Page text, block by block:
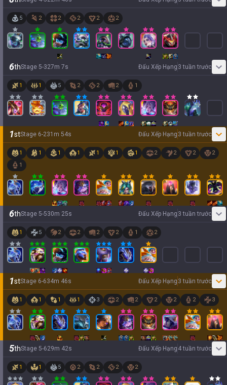
5 2 2 2 2 2
6thStage 5-327m 7s Đấu Xếp Hạng 3 tuần trước
1 1 5 2 2 2 1
1stStage 6-231 m 54s Đấu Xếp Hạng 3 tuần trước
1 1 1 1 1 1 1 2 2 2
2
1
6thStage 5-530m 25s Đấu Xếp Hạng 3 tuần trước
1 5 2 2 2 2 1 2
1stStage 6-634m 46s Đấu Xếp Hạng 3 tuần trước
1 1 1 1 3 2 2 2 2 2 3
5thStage 5-629m 42s Đấu Xếp Hạng 4 tuần trước
1 1 5 2 2 2 2